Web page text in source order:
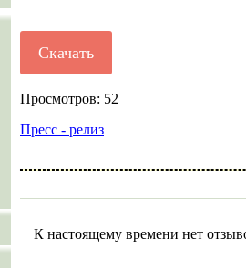
Скачать
Просмотров: 52
Пресс - релиз
К настоящему времени нет